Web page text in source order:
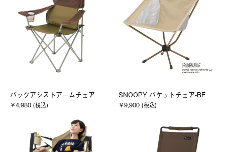
バックアシストアームチェア
￥4,980 (税込)
SNOOPY バケットチェア-BF
￥9,900 (税込)